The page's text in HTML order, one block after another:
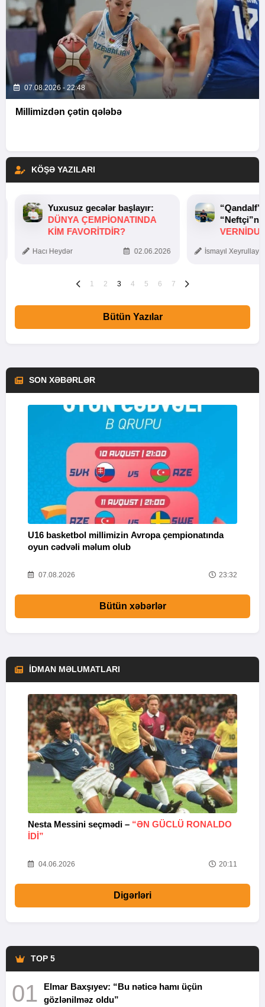
07.08.2026 - 22:48
Millimizdən çətin qələbə
KÖŞƏ YAZILARI
Yuxusuz gecələr başlayır:
DÜNYA ÇEMPIONATINDA
KIM FAVORITDIR?
Hacı Heydər 02.06.2026 İsmayıl
1 2 3 4 5 6 7
Bütün Yazılar
SON XƏBƏRLƏR
U16 basketbol millimizin Avropa çempionatında
oyun cədvəli məlum olub
07.08.2026 23:32
Bütün xəbərlər
İDMAN MƏLUMATLARI
Nesta Messini seçmədi – “ƏN GÜCLÜ RONALDO
IDI”
04.06.2026 20:11
Digərləri
TOP 5
01
Elmar Baxşıyev: “Bu nəticə hamı üçün
gözlənilməz oldu”